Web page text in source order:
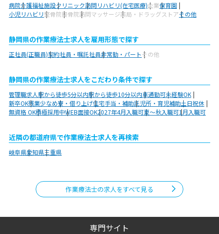
病院介護福祉施設クリニック訪問リハビリ(在宅医療)企業保育園
小児リハビリ整骨院接骨院訪問マッサージ薬局・ドラッグストアその他
静岡県の作業療法士求人を雇用形態で探す
正社員(正職員)契約社員・嘱託社員非常勤・パートその他
静岡県の作業療法士求人をこだわり条件で探す
管理職求人駅から徒歩5分以内駅から徒歩10分以内車通勤可未経験OK
新卒OK残業少なめ寮・借り上げ住宅手当・補助託児所・育児補助土日祝休
無資格 OK積極採用中WEB面接OK2027年4月入職可夏～秋入職可1月入職可
近隣の都道府県で作業療法士求人を再検索
岐阜県愛知県三重県
作業療法士の求人をすべて見る
専門サイト